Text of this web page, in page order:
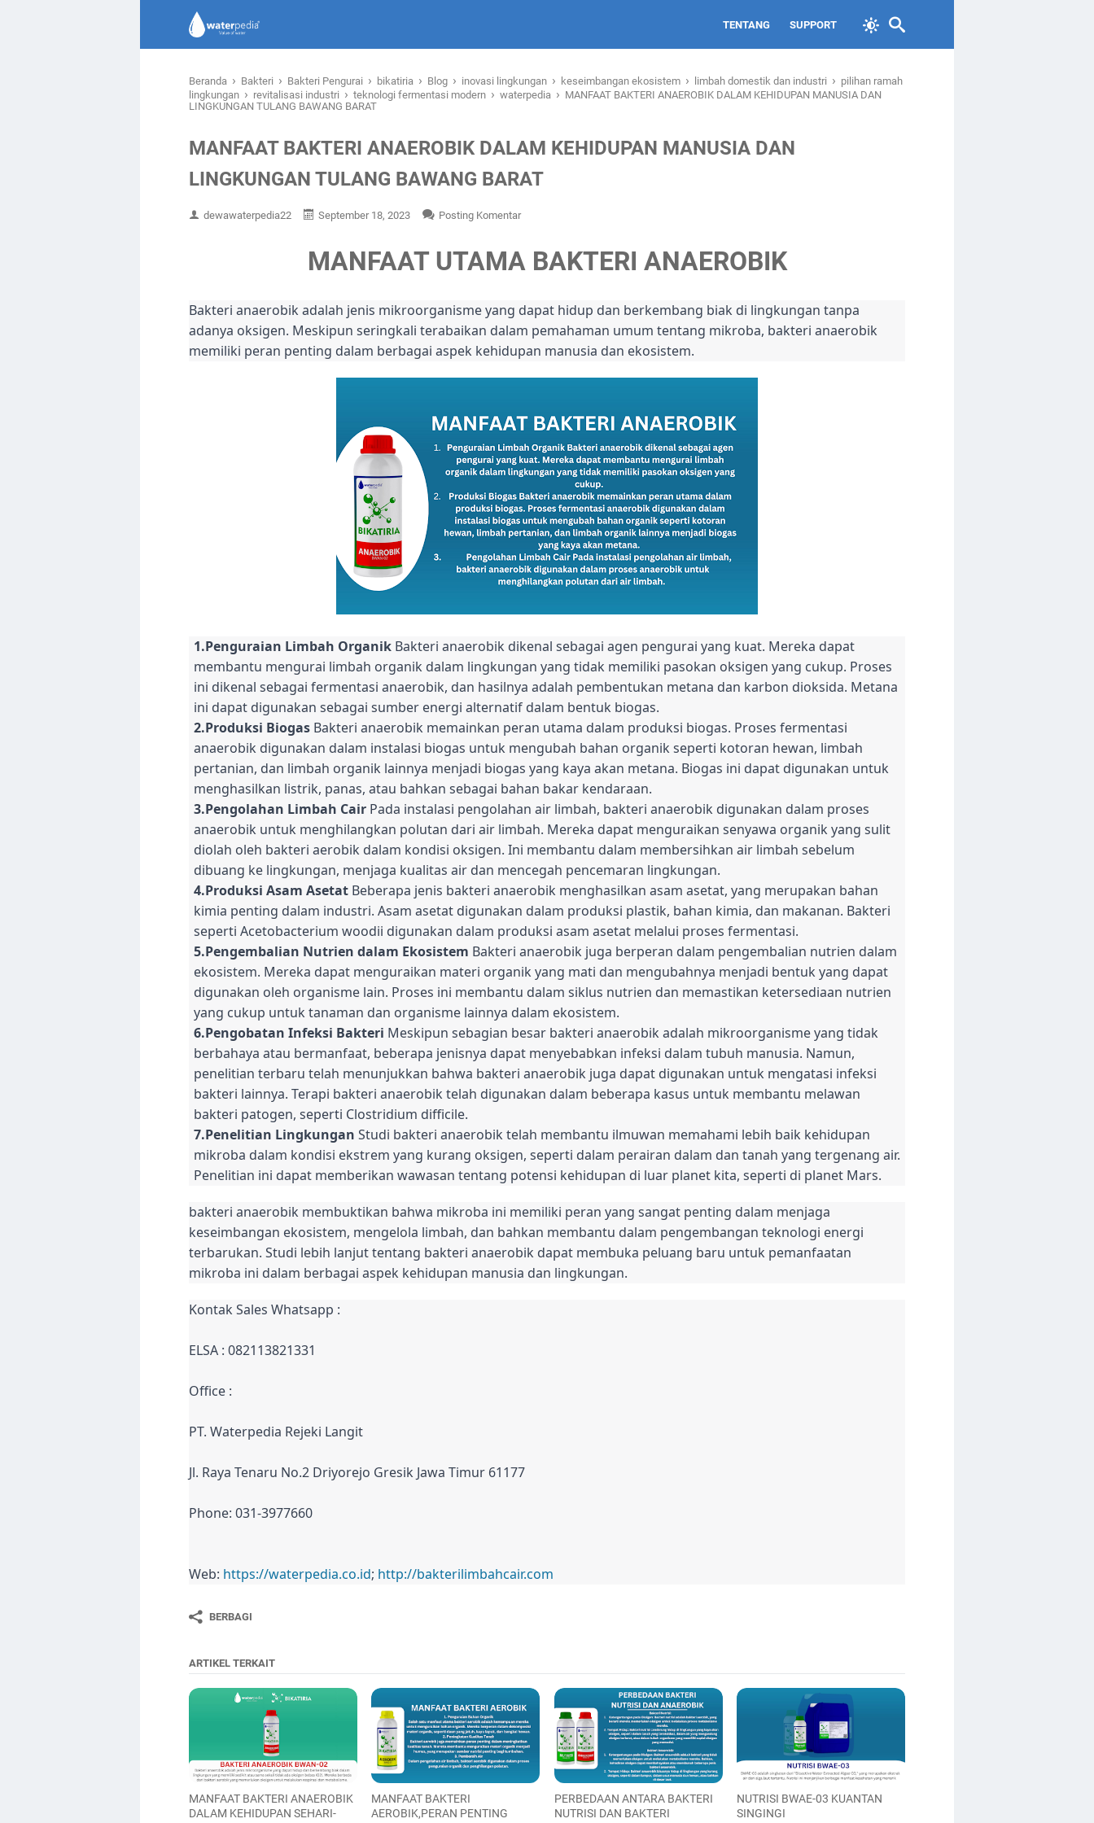
TENTANG SUPPORT
Beranda › Bakteri › Bakteri Pengurai › bikatiria › Blog › inovasi lingkungan › keseimbangan ekosistem › limbah domestik dan industri › pilihan ramah
lingkungan › revitalisasi industri › teknologi fermentasi modern › waterpedia › MANFAAT BAKTERI ANAEROBIK DALAM KEHIDUPAN MANUSIA DAN
LINGKUNGAN TULANG BAWANG BARAT
MANFAAT BAKTERI ANAEROBIK DALAM KEHIDUPAN MANUSIA DAN
LINGKUNGAN TULANG BAWANG BARAT
dewawaterpedia22 September 18, 2023 Posting Komentar
MANFAAT UTAMA BAKTERI ANAEROBIK
Bakteri anaerobik adalah jenis mikroorganisme yang dapat hidup dan berkembang biak di lingkungan tanpa
adanya oksigen. Meskipun seringkali terabaikan dalam pemahaman umum tentang mikroba, bakteri anaerobik
memiliki peran penting dalam berbagai aspek kehidupan manusia dan ekosistem.
1.Penguraian Limbah Organik Bakteri anaerobik dikenal sebagai agen pengurai yang kuat. Mereka dapat
membantu mengurai limbah organik dalam lingkungan yang tidak memiliki pasokan oksigen yang cukup. Proses
ini dikenal sebagai fermentasi anaerobik, dan hasilnya adalah pembentukan metana dan karbon dioksida. Metana
ini dapat digunakan sebagai sumber energi alternatif dalam bentuk biogas.
2.Produksi Biogas Bakteri anaerobik memainkan peran utama dalam produksi biogas. Proses fermentasi
anaerobik digunakan dalam instalasi biogas untuk mengubah bahan organik seperti kotoran hewan, limbah
pertanian, dan limbah organik lainnya menjadi biogas yang kaya akan metana. Biogas ini dapat digunakan untuk
menghasilkan listrik, panas, atau bahkan sebagai bahan bakar kendaraan.
3.Pengolahan Limbah Cair Pada instalasi pengolahan air limbah, bakteri anaerobik digunakan dalam proses
anaerobik untuk menghilangkan polutan dari air limbah. Mereka dapat menguraikan senyawa organik yang sulit
diolah oleh bakteri aerobik dalam kondisi oksigen. Ini membantu dalam membersihkan air limbah sebelum
dibuang ke lingkungan, menjaga kualitas air dan mencegah pencemaran lingkungan.
4.Produksi Asam Asetat Beberapa jenis bakteri anaerobik menghasilkan asam asetat, yang merupakan bahan
kimia penting dalam industri. Asam asetat digunakan dalam produksi plastik, bahan kimia, dan makanan. Bakteri
seperti Acetobacterium woodii digunakan dalam produksi asam asetat melalui proses fermentasi.
5.Pengembalian Nutrien dalam Ekosistem Bakteri anaerobik juga berperan dalam pengembalian nutrien dalam
ekosistem. Mereka dapat menguraikan materi organik yang mati dan mengubahnya menjadi bentuk yang dapat
digunakan oleh organisme lain. Proses ini membantu dalam siklus nutrien dan memastikan ketersediaan nutrien
yang cukup untuk tanaman dan organisme lainnya dalam ekosistem.
6.Pengobatan Infeksi Bakteri Meskipun sebagian besar bakteri anaerobik adalah mikroorganisme yang tidak
berbahaya atau bermanfaat, beberapa jenisnya dapat menyebabkan infeksi dalam tubuh manusia. Namun,
penelitian terbaru telah menunjukkan bahwa bakteri anaerobik juga dapat digunakan untuk mengatasi infeksi
bakteri lainnya. Terapi bakteri anaerobik telah digunakan dalam beberapa kasus untuk membantu melawan
bakteri patogen, seperti Clostridium difficile.
7.Penelitian Lingkungan Studi bakteri anaerobik telah membantu ilmuwan memahami lebih baik kehidupan
mikroba dalam kondisi ekstrem yang kurang oksigen, seperti dalam perairan dalam dan tanah yang tergenang air.
Penelitian ini dapat memberikan wawasan tentang potensi kehidupan di luar planet kita, seperti di planet Mars.
bakteri anaerobik membuktikan bahwa mikroba ini memiliki peran yang sangat penting dalam menjaga
keseimbangan ekosistem, mengelola limbah, dan bahkan membantu dalam pengembangan teknologi energi
terbarukan. Studi lebih lanjut tentang bakteri anaerobik dapat membuka peluang baru untuk pemanfaatan
mikroba ini dalam berbagai aspek kehidupan manusia dan lingkungan.
Kontak Sales Whatsapp :
ELSA : 082113821331
Office :
PT. Waterpedia Rejeki Langit
Jl. Raya Tenaru No.2 Driyorejo Gresik Jawa Timur 61177
Phone: 031-3977660
Web: https://waterpedia.co.id; http://bakterilimbahcair.com
BERBAGI
ARTIKEL TERKAIT
MANFAAT BAKTERI ANAEROBIK
DALAM KEHIDUPAN SEHARI-
MANFAAT BAKTERI
AEROBIK,PERAN PENTING
PERBEDAAN ANTARA BAKTERI
NUTRISI DAN BAKTERI
NUTRISI BWAE-03 KUANTAN
SINGINGI